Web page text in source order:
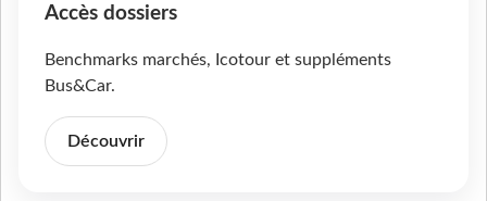
Accès dossiers
Benchmarks marchés, Icotour et suppléments
Bus&Car.
Découvrir